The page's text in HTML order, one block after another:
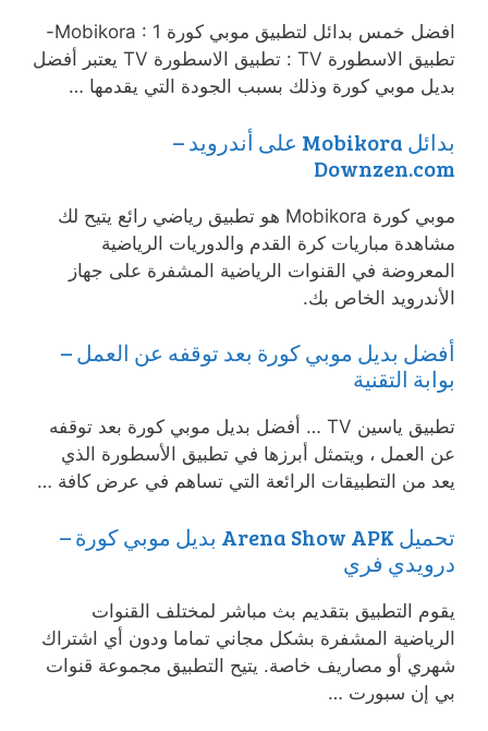
افضل خمس بدائل لتطبيق موبي كورة Mobikora : 1-
تطبيق الاسطورة TV : تطبيق الاسطورة TV يعتبر أفضل
بديل موبي كورة وذلك بسبب الجودة التي يقدمها …
بدائل Mobikora على أندرويد –
Downzen.com
موبي كورة Mobikora هو تطبيق رياضي رائع يتيح لك
مشاهدة مباريات كرة القدم والدوريات الرياضية
المعروضة في القنوات الرياضية المشفرة على جهاز
الأندرويد الخاص بك.
أفضل بديل موبي كورة بعد توقفه عن العمل –
بوابة التقنية
تطبيق ياسين TV … أفضل بديل موبي كورة بعد توقفه
عن العمل ، ويتمثل أبرزها في تطبيق الأسطورة الذي
يعد من التطبيقات الرائعة التي تساهم في عرض كافة …
تحميل Arena Show APK بديل موبي كورة –
درويدي فري
يقوم التطبيق بتقديم بث مباشر لمختلف القنوات
الرياضية المشفرة بشكل مجاني تماما ودون أي اشتراك
شهري أو مصاريف خاصة. يتيح التطبيق مجموعة قنوات
بي إن سبورت …